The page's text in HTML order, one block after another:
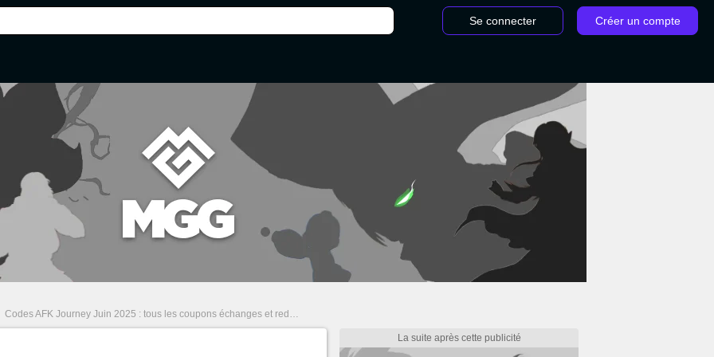
Se connecter Créer un compte
Codes AFK Journey Juin 2025 : tous les coupons échanges et redeem codes